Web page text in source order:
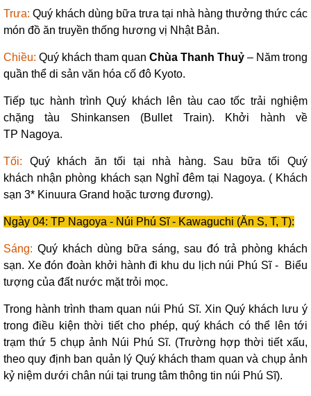
Trưa: Quý khách dùng bữa trưa tại nhà hàng thưởng thức các
món đồ ăn truyền thống hương vị Nhật Bản.
Chiều: Quý khách tham quan Chùa Thanh Thuỷ – Năm trong
quần thể di sản văn hóa cố đô Kyoto.
Tiếp tục hành trình Quý khách lên tàu cao tốc trải nghiệm
chặng tàu Shinkansen (Bullet Train). Khởi hành về
TP Nagoya.
Tối: Quý khách ăn tối tại nhà hàng. Sau bữa tối Quý
khách nhận phòng khách sạn Nghỉ đêm tại Nagoya. ( Khách
sạn 3* Kinuura Grand hoặc tương đương).
Ngày 04: TP Nagoya - Núi Phú Sĩ - Kawaguchi (Ăn S, T, T):
Sáng: Quý khách dùng bữa sáng, sau đó trả phòng khách
sạn. Xe đón đoàn khởi hành đi khu du lịch núi Phú Sĩ - Biểu
tượng của đất nước mặt trỏi mọc.
Trong hành trình tham quan núi Phú Sĩ. Xin Quý khách lưu ý
trong điều kiện thời tiết cho phép, quý khách có thể lên tới
trạm thứ 5 chụp ảnh Núi Phú Sĩ. (Trường hợp thời tiết xấu,
theo quy định ban quản lý Quý khách tham quan và chụp ảnh
kỷ niệm dưới chân núi tại trung tâm thông tin núi Phú Sĩ).